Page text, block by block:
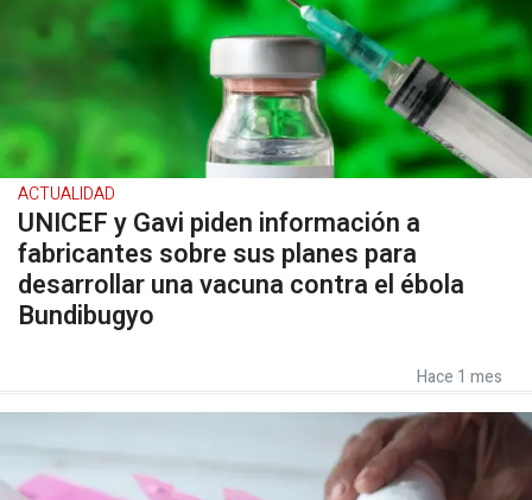
ACTUALIDAD
UNICEF y Gavi piden información a
fabricantes sobre sus planes para
desarrollar una vacuna contra el ébola
Bundibugyo
Hace 1 mes